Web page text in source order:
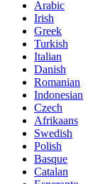
Arabic
Irish
Greek
Turkish
Italian
Danish
Romanian
Indonesian
Czech
Afrikaans
Swedish
Polish
Basque
Catalan